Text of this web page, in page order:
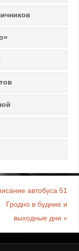
автобуса 51
Гродно в будние и
выходные дни»